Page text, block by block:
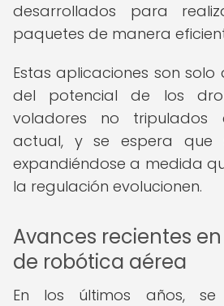
desarrollados para
paquetes de manera
Estas aplicaciones son solo
del potencial de los
voladores no tripulados
actual, y se espera que
expandiéndose a medida
la regulación evolucionen.
Avances recientes
de robótica aérea
En los últimos años,